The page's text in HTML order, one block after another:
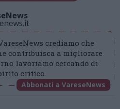
crediamo che
contribuisca a migliorare
lavoriamo cercando di
critico.
Abbonati a VareseNews